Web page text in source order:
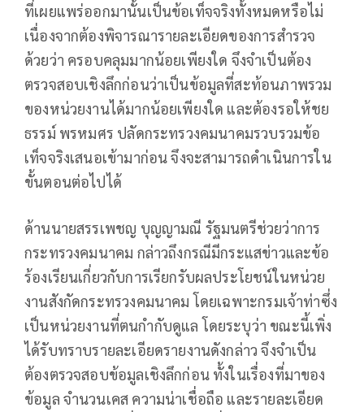
ที่เผยแพร่ออกมานั้นเป็นข้อเท็จจริงทั้งหมดหรือไม่
เนื่องจากต้องพิจารณารายละเอียดของการสำรวจ
ด้วยว่า ครอบคลุมมากน้อยเพียงใด จึงจำเป็นต้อง
ตรวจสอบเชิงลึกก่อนว่าเป็นข้อมูลที่สะท้อนภาพรวม
ของหน่วยงานได้มากน้อยเพียงใด และต้องรอให้ชย
ธรรม์ พรหมศร ปลัดกระทรวงคมนาคมรวบรวมข้อ
เท็จจริงเสนอเข้ามาก่อน จึงจะสามารถดำเนินการใน
ขั้นตอนต่อไปได้
ด้านนายสรรเพชญ บุญญามณี รัฐมนตรีช่วยว่าการ
กระทรวงคมนาคม กล่าวถึงกรณีมีกระแสข่าวและข้อ
ร้องเรียนเกี่ยวกับการเรียกรับผลประโยชน์ในหน่วย
งานสังกัดกระทรวงคมนาคม โดยเฉพาะกรมเจ้าท่าซึ่ง
เป็นหน่วยงานที่ตนกำกับดูแล โดยระบุว่า ขณะนี้เพิ่ง
ได้รับทราบรายละเอียดรายงานดังกล่าว จึงจำเป็น
ต้องตรวจสอบข้อมูลเชิงลึกก่อน ทั้งในเรื่องที่มาของ
ข้อมูล จำนวนเคส ความน่าเชื่อถือ และรายละเอียด